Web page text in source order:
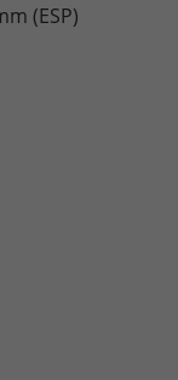
(ESP)